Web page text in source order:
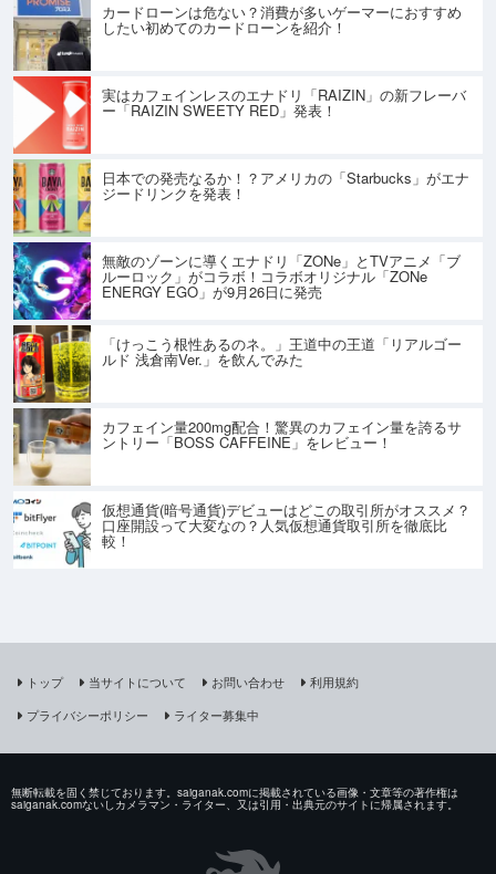
カードローンは危ない？消費が多いゲーマーにおすすめ
したい初めてのカードローンを紹介！
実はカフェインレスのエナドリ「RAIZIN」の新フレーバ
ー「RAIZIN SWEETY RED」発表！
日本での発売なるか！？アメリカの「Starbucks」がエナ
ジードリンクを発表！
無敵のゾーンに導くエナドリ「ZONe」とTVアニメ「ブ
ルーロック」がコラボ！コラボオリジナル「ZONe
ENERGY EGO」が9月26日に発売
「けっこう根性あるのネ。」王道中の王道「リアルゴー
ルド 浅倉南Ver.」を飲んでみた
カフェイン量200mg配合！驚異のカフェイン量を誇るサ
ントリー「BOSS CAFFEINE」をレビュー！
仮想通貨(暗号通貨)デビューはどこの取引所がオススメ？
口座開設って大変なの？人気仮想通貨取引所を徹底比
較！
トップ 当サイトについて お問い合わせ
利用規約
プライバシーポリシー
ライター募集中
無断転載を固く禁じております。saiganak.comに掲載されている画像・文章等の著作権は
saiganak.comないしカメラマン・ライター、又は引用・出典元のサイトに帰属されます。